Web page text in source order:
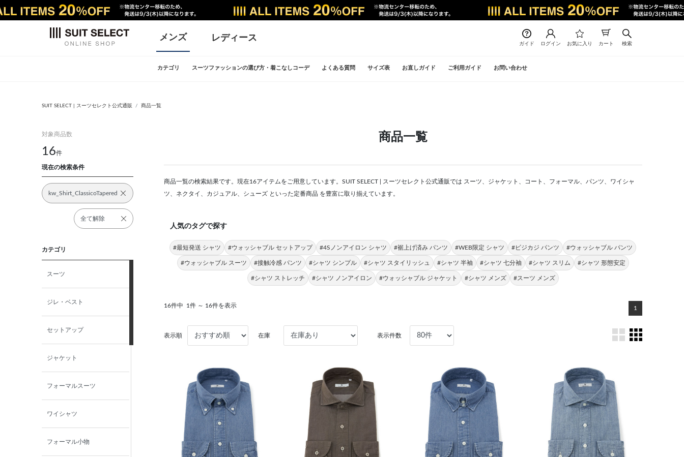
メンズ レディース
ガイド ログイン お気に入り カート 検索
カテゴリ スーツファッションの選び方・着こなしコーデ よくある質問 サイズ表 お直しガイド ご利用ガイド お問い合わせ
SUIT SELECT | スーツセレクト公式通販 商品一覧
対象商品数
16件
現在の検索条件
kw_Shirt_ClassicoTapered
全て解除
カテゴリ
スーツ
ジレ・ベスト
セットアップ
ジャケット
フォーマルスーツ
ワイシャツ
フォーマル小物
商品一覧
商品一覧の検索結果です。現在16アイテムをご用意しています。SUIT SELECT | スーツセレクト公式通販では スーツ、ジャケット、コート、フォーマル、パンツ、ワイシャ
ツ、ネクタイ、カジュアル、シューズ といった定番商品 を豊富に取り揃えています。
人気のタグで探す
#最短発送 シャツ #ウォッシャブル セットアップ #4Sノンアイロン シャツ #裾上げ済み パンツ #WEB限定 シャツ #ビジカジ パンツ #ウォッシャブル パンツ
#ウォッシャブル スーツ #接触冷感 パンツ #シャツ シンプル #シャツ スタイリッシュ #シャツ 半袖 #シャツ 七分袖 #シャツ スリム #シャツ 形態安定
#シャツ ストレッチ #シャツ ノンアイロン #ウォッシャブル ジャケット #シャツ メンズ #スーツ メンズ
16件中 1件 ～ 16件を表示 1
表示順 在庫 表示件数